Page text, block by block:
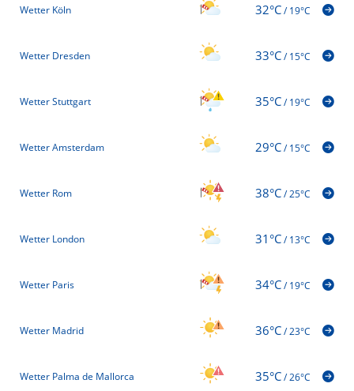
Wetter Köln 32°C/19°C
Wetter Dresden 33°C/15°C
Wetter Stuttgart 35°C/19°C
Wetter Amsterdam 29°C/15°C
Wetter Rom 38°C/25°C
Wetter London 31°C/13°C
Wetter Paris 34°C/19°C
Wetter Madrid 36°C/23°C
Wetter Palma de Mallorca 35°C/26°C